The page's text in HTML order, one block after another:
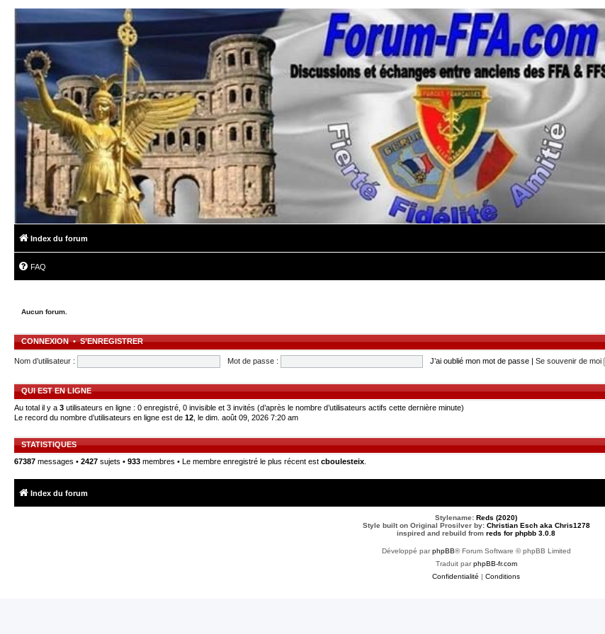
Index du forum
FAQ
Aucun forum.
CONNEXION•S’ENREGISTRER
Nom d’utilisateur : Mot de passe : J’ai oublié mon mot de passe Se souvenir de moi
QUI EST EN LIGNE
Au total il y a 3 utilisateurs en ligne : 0 enregistré, 0 invisible et 3 invités (d’après le nombre d’utilisateurs actifs cette dernière minute)
Le record du nombre d’utilisateurs en ligne est de 12 , le dim. août 09, 2026 7:20 am
STATISTIQUES
67387 messages • 2427 sujets • 933 membres • Le membre enregistré le plus récent est cboulesteix
Index du forum
Stylename: Reds (2020)
Style built on Original Prosilver by: Christian Esch aka Chris1278
inspired and rebuild from reds for phpbb 3.0.8
Développé parphpBB® Forum Software © phpBB Limited
Traduit parphpBB-fr.com
Confidentialité | Conditions